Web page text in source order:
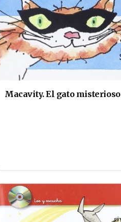
Macavity. El gato misterioso